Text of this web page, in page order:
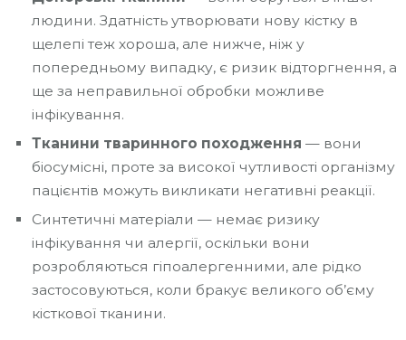
людини. Здатність утворювати нову кістку в
щелепі теж хороша, але нижче, ніж у
попередньому випадку, є ризик відторгнення, а
ще за неправильної обробки можливе
інфікування.
Тканини тваринного походження — вони
біосумісні, проте за високої чутливості організму
пацієнтів можуть викликати негативні реакції.
Синтетичні матеріали — немає ризику
інфікування чи алергії, оскільки вони
розробляються гіпоалергенними, але рідко
застосовуються, коли бракує великого об’єму
кісткової тканини.